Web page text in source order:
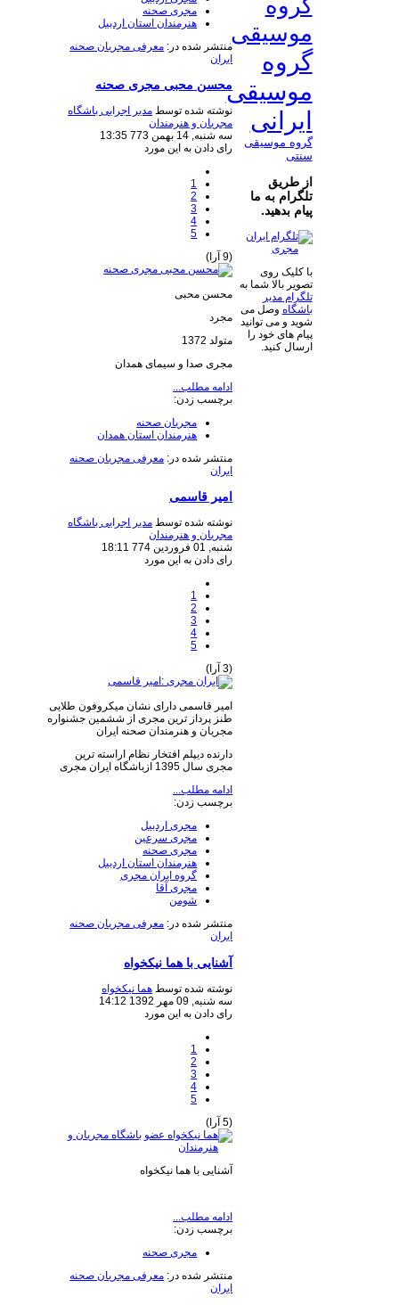
مجری صحنه
هنرمندان استان اردبیل
منتشر شده در: معرفی مجریان صحنه
ایران
محسن محبی مجری صحنه
نوشته شده توسط مدیر اجرایی باشگاه
مجریان و هنرمندان
سه شنبه, 14 بهمن 773 13:35
رای دادن به این مورد
1
2
3
4
5
(9 آرا)
محسن محبی
مجرد
متولد 1372
مجری صدا و سیمای همدان
ادامه مطلب...
برچسب زدن:
مجریان صحنه
هنرمندان استان همدان
منتشر شده در: معرفی مجریان صحنه
ایران
امیر قاسمی
نوشته شده توسط مدیر اجرایی باشگاه
مجریان و هنرمندان
شنبه, 01 فروردين 774 18:11
رای دادن به این مورد
1
2
3
4
5
(3 آرا)
امیر قاسمی دارای نشان میکروفون طلایی
طنز پرداز ترین مجری از ششمین جشنواره
مجریان و هنرمندان صحنه ایران
دارنده دیپلم افتخار نظام اراسته ترین
مجری سال 1395 ازباشگاه ایران مجری
ادامه مطلب...
برچسب زدن:
مجری اردبیل
مجری سرعین
مجری صحنه
هنرمندان استان اردبیل
گروه ایران مجری
مجری آقا
شومن
منتشر شده در: معرفی مجریان صحنه
ایران
آشنایی با هما نیکخواه
نوشته شده توسط هما نیکخواه
سه شنبه, 09 مهر 1392 14:12
رای دادن به این مورد
1
2
3
4
5
(5 آرا)
آشنایی با هما نیکخواه
ادامه مطلب...
برچسب زدن:
مجری صحنه
منتشر شده در: معرفی مجریان صحنه
ایران
گروه
موسیقی
گروه
موسیقی
ایرانی
گروه موسیقی
سنتی
از طریق
تلگرام به ما
پیام بدهید.
با کلیک روی
تصویر بالا شما به
تلگرام مدیر
باشگاه وصل می
شوید و می توانید
پیام های خود را
ارسال کنید.